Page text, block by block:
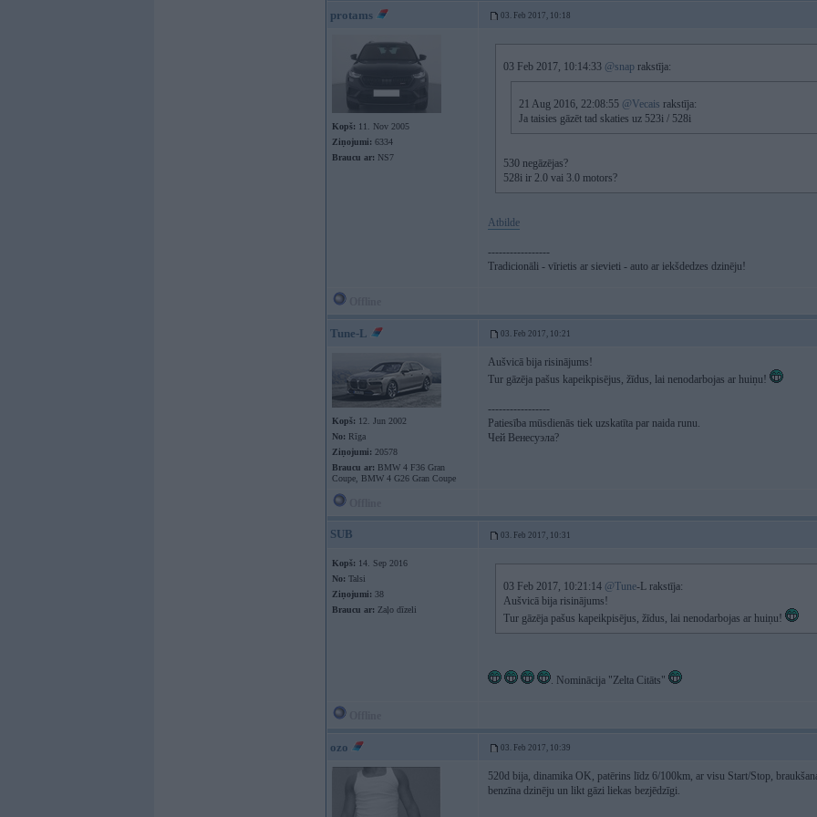
protams 03. Feb 2017, 10:18
Kopš: 11. Nov 2005
Ziņojumi: 6334
Braucu ar: NS7
03 Feb 2017, 10:14:33 @snap rakstīja:
21 Aug 2016, 22:08:55 @Vecais rakstīja:
Ja taisies gāzēt tad skaties uz 523i / 528i
530 negāzējas?
528i ir 2.0 vai 3.0 motors?
Atbilde
-----------------
Tradicionāli - vīrietis ar sievieti - auto ar iekšdedzes dzinēju!
Tune-L 03. Feb 2017, 10:21
Kopš: 12. Jun 2002
No: Rīga
Ziņojumi: 20578
Braucu ar: BMW 4 F36 Gran
Coupe, BMW 4 G26 Gran Coupe
Aušvicā bija risinājums!
Tur gāzēja pašus kapeikpisējus, žīdus, lai nenodarbojas ar huiņu!
-----------------
Patiesība mūsdienās tiek uzskatīta par naida runu.
Чей Венесуэла?
SUB 03. Feb 2017, 10:31
Kopš: 14. Sep 2016
No: Talsi
Ziņojumi: 38
Braucu ar: Zaļo dīzeli
03 Feb 2017, 10:21:14 @Tune-L rakstīja:
Aušvicā bija risinājums!
Tur gāzēja pašus kapeikpisējus, žīdus, lai nenodarbojas ar huiņu!
. Nominācija "Zelta Citāts"
ozo 03. Feb 2017, 10:39
520d bija, dinamika OK, patērins līdz 6/100km, ar visu Start/Stop,
benzīna dzinēju un likt gāzi liekas bezjēdzīgi.